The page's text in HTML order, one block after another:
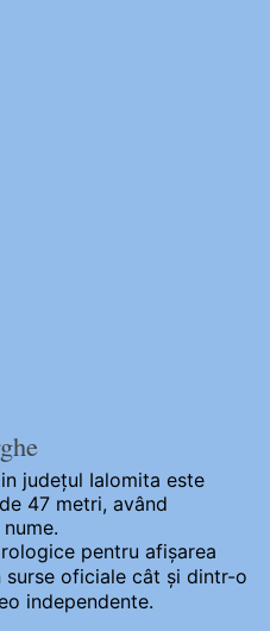
județul Ialomita este
47 metri, având
pentru afișarea
oficiale cât și dintr-o
independente.